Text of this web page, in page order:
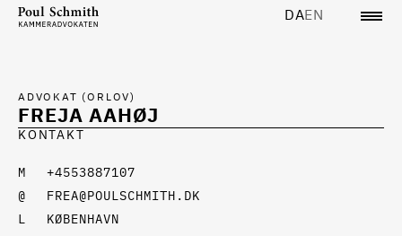
DAEN
FREJA AAHØJ
ADVOKAT (ORLOV)
KONTAKT
+4553887107
FREA@POULSCHMITH.DK
KØBENHAVN